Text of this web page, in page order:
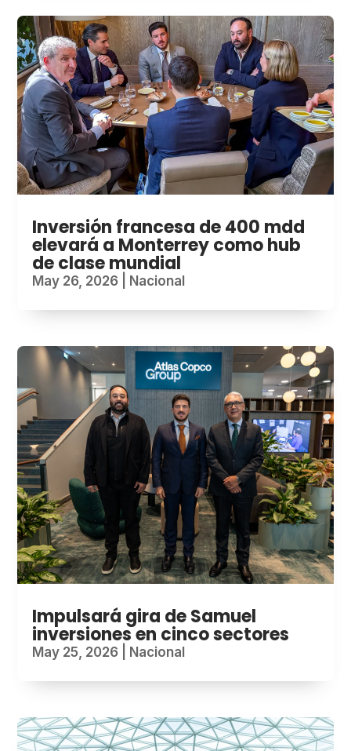
Inversión francesa de 400 mdd
elevará a Monterrey como hub
de clase mundial
May 26, 2026 Nacional
Impulsará gira de Samuel
inversiones en cinco sectores
May 25, 2026 Nacional